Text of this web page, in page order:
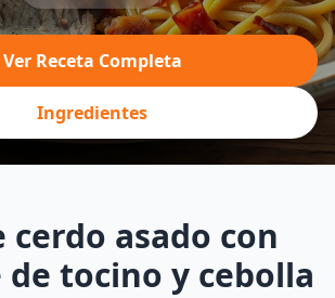
Ver Receta Completa
Ingredientes
cerdo asado con
de tocino y cebolla